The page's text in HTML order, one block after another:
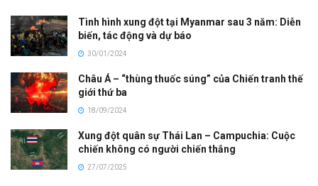
Tình hình xung đột tại Myanmar sau 3 năm: Diễn
biến, tác động và dự báo
30/01/2024
Châu Á – “thùng thuốc súng” của Chiến tranh thế
giới thứ ba
18/09/2024
Xung đột quân sự Thái Lan – Campuchia: Cuộc
chiến không có người chiến thắng
27/07/2025